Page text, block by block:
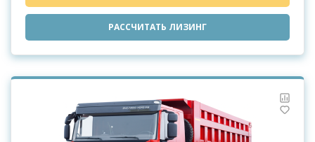
РАССЧИТАТЬ ЛИЗИНГ